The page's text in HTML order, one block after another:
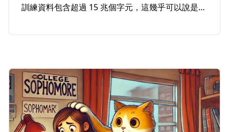
訓練資料包含超過 15 兆個字元，這幾乎可以說是網
在某些特定情境下，不及那個每天早上只靠一杯咖
啡保持頭腦清醒、侃侃而談的你。